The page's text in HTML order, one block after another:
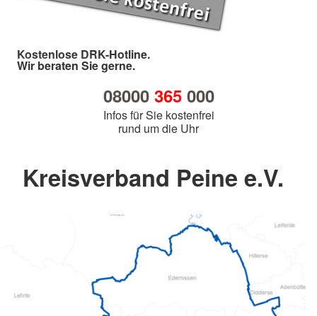
Kostenlose DRK-Hotline.
Wir beraten Sie gerne.
08000 365000
Infos für Sie kostenfrei
rund um die Uhr
Kreisverband Peine e.V.